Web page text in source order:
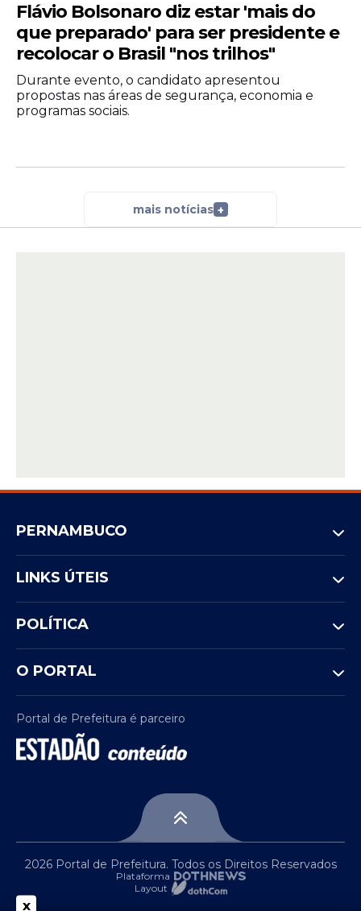
Flávio Bolsonaro diz estar 'mais do
que preparado' para ser presidente e
recolocar o Brasil "nos trilhos"
Durante evento, o candidato apresentou
propostas nas áreas de segurança, economia e
programas sociais.
mais notícias +
PERNAMBUCO
LINKS ÚTEIS
POLÍTICA
O PORTAL
Portal de Prefeitura é parceiro
2026 Portal de Prefeitura. Todos os Direitos Reservados
Plataforma
Layout
x